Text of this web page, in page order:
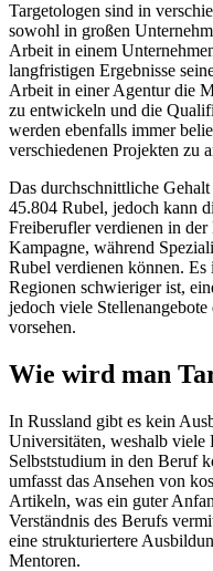
Targetologen sind in
sowohl in großen
Arbeit in einem
langfristigen Ergebnisse
Arbeit in einer Agentur die
zu entwickeln und die
werden ebenfalls immer
verschiedenen Projekten zu
Das durchschnittliche
45.804 Rubel, jedoch kann
Freiberufler verdienen in
Kampagne, während
Rubel verdienen können. Es
Regionen schwieriger ist,
jedoch viele
vorsehen.
Wie wird man
In Russland gibt es kein
Universitäten, weshalb viele
Selbststudium in den Beruf
umfasst das Ansehen von
Artikeln, was ein guter
Verständnis des Berufs
eine strukturiertere
Mentoren.